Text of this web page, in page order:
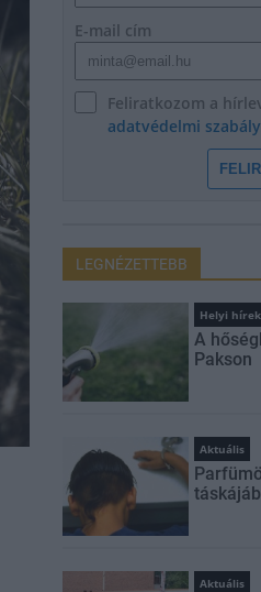
E-mail cím
Feliratkozom a
adatvédelmi
LEGNÉZETTEBB
Helyi hírek
A
Pakson
Aktuális
Aktuális